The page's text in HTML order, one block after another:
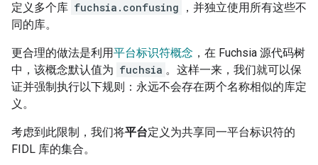
定义多个库 fuchsia.confusing
，并独立使用所有这些不
同的库。
更合理的做法是利用平台标识符概念 ，在 Fuchsia 源代码树
中，该概念默认值为 fuchsia 。这样一来，我们就可以保
证并强制执行以下规则：永远不会存在两个名称相似的库定
义。
考虑到此限制，我们将平台定义为共享同一平台标识符的
FIDL 库的集合。